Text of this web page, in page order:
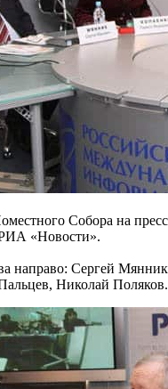
Собора на
«Новости».
направо: Сергей
Николай Поляков.